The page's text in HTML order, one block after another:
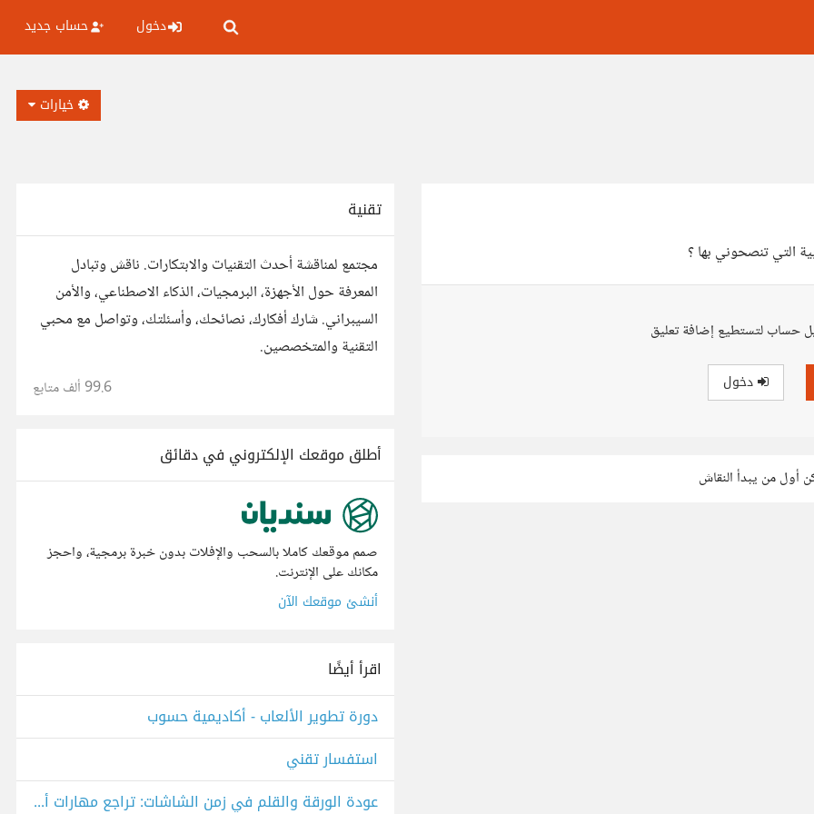
دخول حساب جديد
خيارات
التي تنصحوني بها ؟
حساب لتستطيع إضافة تعليق
دخول
أول من يبدأ النقاش
تقنية
مجتمع لمناقشة أحدث التقنيات والابتكارات. ناقش وتبادل
المعرفة حول الأجهزة، البرمجيات، الذكاء الاصطناعي، والأمن
السيبراني. شارك أفكارك، نصائحك، وأسئلتك، وتواصل مع محبي
التقنية والمتخصصين.
99.6 ألف متابع
أطلق موقعك الإلكتروني في دقائق
صمم موقعك كاملا بالسحب والإفلات بدون خبرة برمجية، واحجز
مكانك على الإنترنت.
أنشئ موقعك الآن
اقرأ أيضًا
دورة تطوير الألعاب - أكاديمية حسوب
استفسار تقني
عودة الورقة والقلم في زمن الشاشات: تراجع مهارات أم تصحيح مسار؟